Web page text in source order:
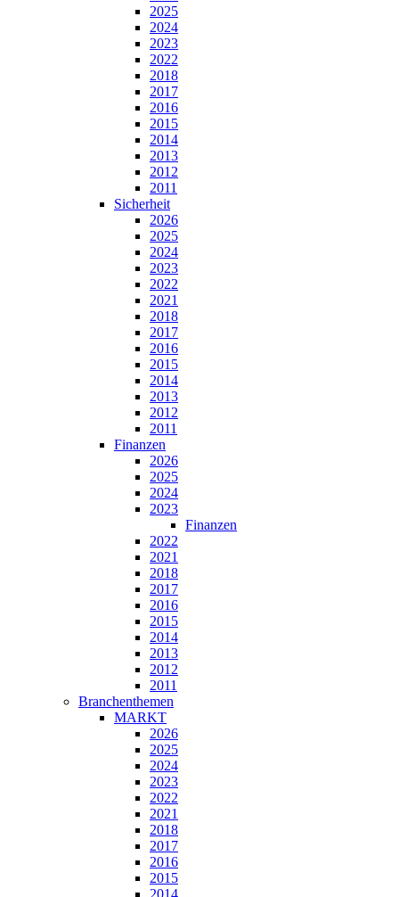
2025
2024
2023
2022
2018
2017
2016
2015
2014
2013
2012
2011
Sicherheit
2026
2025
2024
2023
2022
2021
2018
2017
2016
2015
2014
2013
2012
2011
Finanzen
2026
2025
2024
2023
Finanzen
2022
2021
2018
2017
2016
2015
2014
2013
2012
2011
Branchenthemen
MARKT
2026
2025
2024
2023
2022
2021
2018
2017
2016
2015
2014